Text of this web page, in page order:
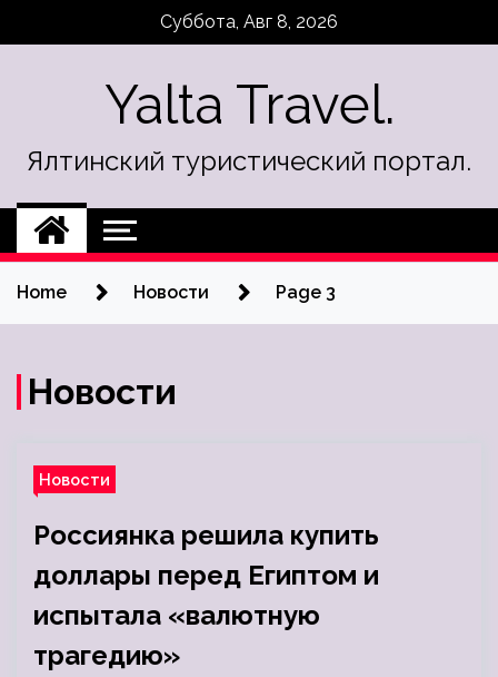
Суббота, Авг 8, 2026
Yalta Travel.
Ялтинский туристический портал.
Home Новости Page 3
Новости
Новости
Россиянка решила купить
доллары перед Египтом и
испытала «валютную
трагедию»